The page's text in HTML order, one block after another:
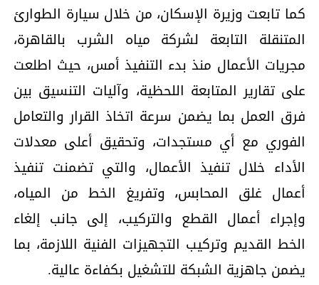
كما تابعت وزيرة الإسكان، من خلال سيارة الطوارئ
المتنقلة التابعة لشركة مياه الشرب بالقاهرة،
مجريات الأعمال منذ بدء التنفيذ أمس، حيث اطلعت
على تقارير المتابعة اللحظية، وآليات التنسيق بين
فرق العمل بما يضمن سرعة اتخاذ القرار والتعامل
الفوري مع أي مستجدات، وتحقيق أعلى معدلات
الأداء خلال تنفيذ الأعمال، والتي تضمنت تنفيذ
أعمال غلق المحابس، وتفريغ الخط من المياه،
وإجراء أعمال القطع والتركيب، إلى جانب إلغاء
الخط القديم وتركيب التجهيزات الفنية اللازمة، بما
يضمن جاهزية الشبكة للتشغيل بكفاءة عالية.